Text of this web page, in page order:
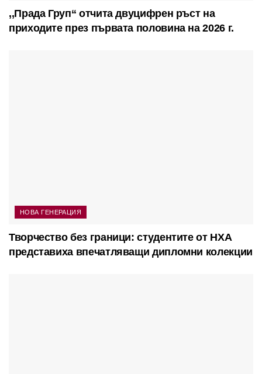
,,Прада Груп“ отчита двуцифрен ръст на
приходите през първата половина на 2026 г.
НОВА ГЕНЕРАЦИЯ
Творчество без граници: студентите от НХА
представиха впечатляващи дипломни колекции